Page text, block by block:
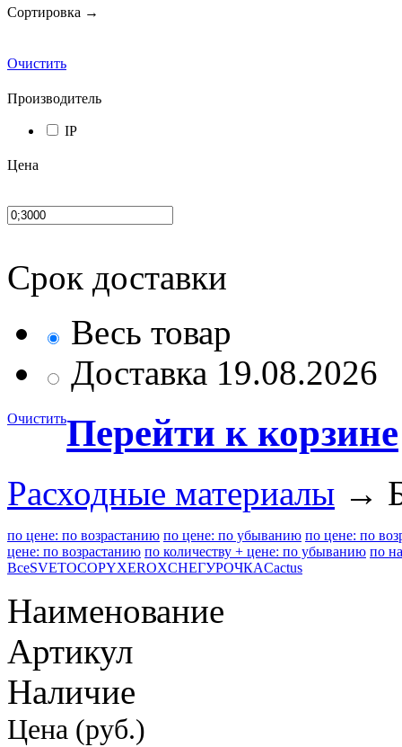
Сортировка →
Очистить
Производитель
IP
Цена
Срок доставки
Весь товар
Доставка 19.08.2026
ОчиститьПерейти к корзине
Расходные материалы →
по цене: по возрастанию по цене: по убыванию по цене: по
цене: по возрастанию по количеству + цене: по убыванию по
ВсеSVETOCOPYXEROXСНЕГУРОЧКАCactus
Наименование
Артикул
Наличие
Цена (руб.)